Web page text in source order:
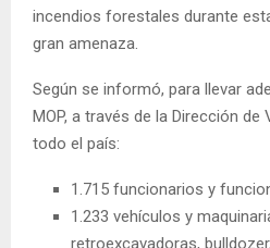
incendios forestales durante
gran amenaza.
Según se informó, para llevar
MOP, a través de la Dirección de
todo el país:
1.715 funcionarios y
1.233 vehículos y
retroexcavadoras,